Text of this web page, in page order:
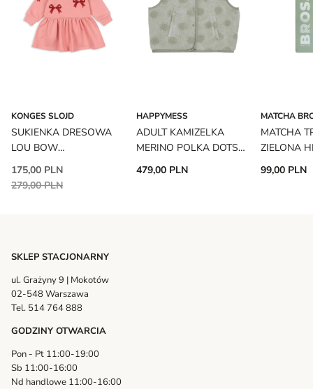
KONGES SLOJD
SUKIENKA DRESOWA
LOU BOW
KONGES SLOJD
175,00 PLN
279,00 PLN
HAPPYMESS
ADULT KAMIZELKA
MERINO POLKA DOTS
479,00 PLN
MATCHA
MATCHA
ZIELONA
99,00 PLN
SKLEP STACJONARNY
ul. Grażyny 9 | Mokotów
02-548 Warszawa
Tel. 514 764 888
GODZINY OTWARCIA
Pon - Pt 11:00-19:00
Sb 11:00-16:00
Nd handlowe 11:00-16:00